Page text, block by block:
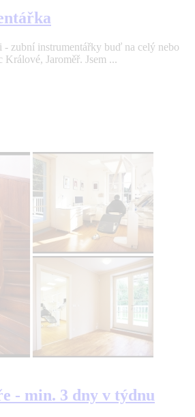
- zubní instrumentářky buď na celý nebo
Králové, Jaroměř. Jsem ...
- min. 3 dny v týdnu